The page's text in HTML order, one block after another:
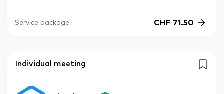
Service package CHF 71.50
Individual meeting